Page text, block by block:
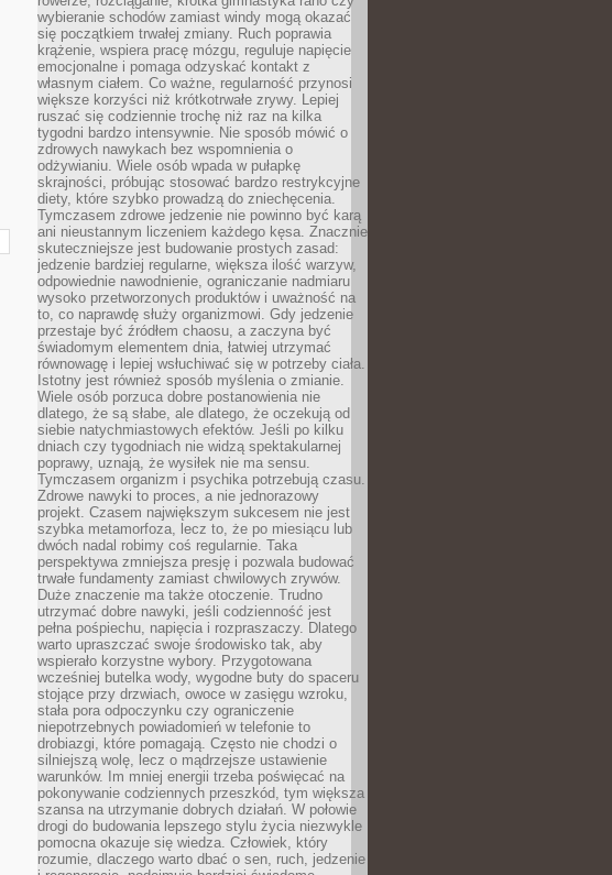
wybieranie schodów zamiast windy mogą okazać
się początkiem trwałej zmiany. Ruch poprawia
krążenie, wspiera pracę mózgu, reguluje napięcie
emocjonalne i pomaga odzyskać kontakt z
własnym ciałem. Co ważne, regularność przynosi
większe korzyści niż krótkotrwałe zrywy. Lepiej
ruszać się codziennie trochę niż raz na kilka
tygodni bardzo intensywnie. Nie sposób mówić o
zdrowych nawykach bez wspomnienia o
odżywianiu. Wiele osób wpada w pułapkę
skrajności, próbując stosować bardzo restrykcyjne
diety, które szybko prowadzą do zniechęcenia.
Tymczasem zdrowe jedzenie nie powinno być karą
ani nieustannym liczeniem każdego kęsa. Znacznie
skuteczniejsze jest budowanie prostych zasad:
jedzenie bardziej regularne, większa ilość warzyw,
odpowiednie nawodnienie, ograniczanie nadmiaru
wysoko przetworzonych produktów i uważność na
to, co naprawdę służy organizmowi. Gdy jedzenie
przestaje być źródłem chaosu, a zaczyna być
świadomym elementem dnia, łatwiej utrzymać
równowagę i lepiej wsłuchiwać się w potrzeby ciała.
Istotny jest również sposób myślenia o zmianie.
Wiele osób porzuca dobre postanowienia nie
dlatego, że są słabe, ale dlatego, że oczekują od
siebie natychmiastowych efektów. Jeśli po kilku
dniach czy tygodniach nie widzą spektakularnej
poprawy, uznają, że wysiłek nie ma sensu.
Tymczasem organizm i psychika potrzebują czasu.
Zdrowe nawyki to proces, a nie jednorazowy
projekt. Czasem największym sukcesem nie jest
szybka metamorfoza, lecz to, że po miesiącu lub
dwóch nadal robimy coś regularnie. Taka
perspektywa zmniejsza presję i pozwala budować
trwałe fundamenty zamiast chwilowych zrywów.
Duże znaczenie ma także otoczenie. Trudno
utrzymać dobre nawyki, jeśli codzienność jest
pełna pośpiechu, napięcia i rozpraszaczy. Dlatego
warto upraszczać swoje środowisko tak, aby
wspierało korzystne wybory. Przygotowana
wcześniej butelka wody, wygodne buty do spaceru
stojące przy drzwiach, owoce w zasięgu wzroku,
stała pora odpoczynku czy ograniczenie
niepotrzebnych powiadomień w telefonie to
drobiazgi, które pomagają. Często nie chodzi o
silniejszą wolę, lecz o mądrzejsze ustawienie
warunków. Im mniej energii trzeba poświęcać na
pokonywanie codziennych przeszkód, tym większa
szansa na utrzymanie dobrych działań. W połowie
drogi do budowania lepszego stylu życia niezwykle
pomocna okazuje się wiedza. Człowiek, który
rozumie, dlaczego warto dbać o sen, ruch, jedzenie